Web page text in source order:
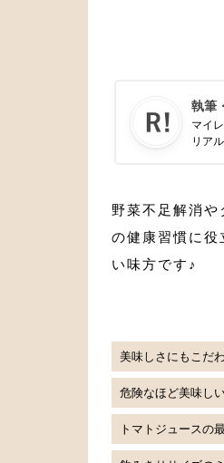
執筆
マイ
リア
野菜不足解消
の健康習慣に
い味方です♪
美味しさにもこだ
危険なほど美味し
トマトジュースの